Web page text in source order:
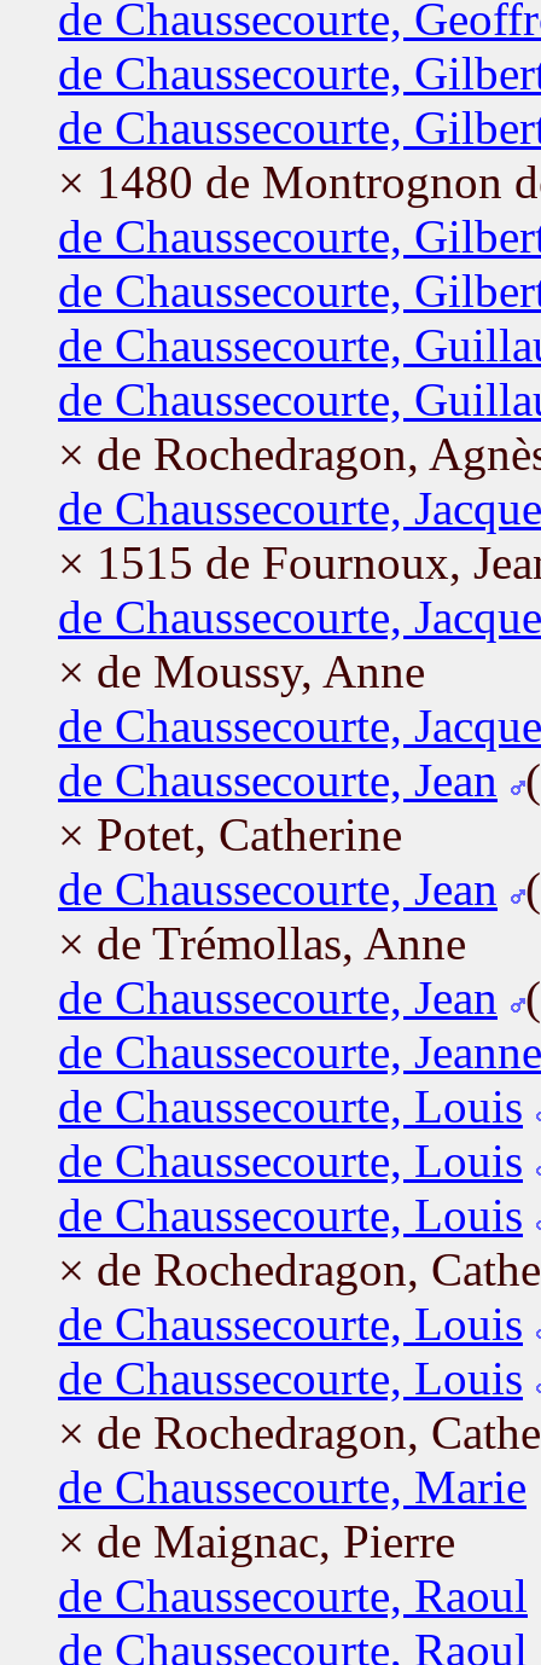
de Chaussecourte,
de Chaussecourte,
de Chaussecourte,
× 1480 de Montrognon
de Chaussecourte,
de Chaussecourte,
de Chaussecourte,
de Chaussecourte,
× de Rochedragon,
de Chaussecourte,
× 1515 de Fournoux,
de Chaussecourte,
× de Moussy, Anne
de Chaussecourte,
de Chaussecourte, Jean
× Potet, Catherine
de Chaussecourte, Jean
× de Trémollas, Anne
de Chaussecourte, Jean
de Chaussecourte, Jeanne
de Chaussecourte, Louis
de Chaussecourte, Louis
de Chaussecourte, Louis
× de Rochedragon,
de Chaussecourte, Louis
de Chaussecourte, Louis
× de Rochedragon,
de Chaussecourte, Marie
× de Maignac, Pierre
de Chaussecourte, Raoul
de Chaussecourte, Raoul